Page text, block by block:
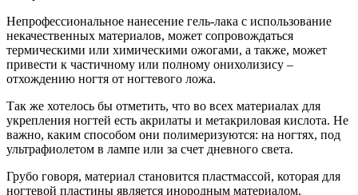
Непрофессиональное нанесение гель-лака с использование
некачественных материалов, может сопровождаться
термическими или химическими ожогами, а также, может
привести к частичному или полному онихолизису –
отхождению ногтя от ногтевого ложа.
Так же хотелось бы отметить, что во всех материалах для
укрепления ногтей есть акрилаты и метакриловая кислота. Не
важно, каким способом они полимеризуются: на ногтях, под
ультрафиолетом в лампе или за счет дневного света.
Грубо говоря, материал становится пластмассой, которая для
ногтевой пластины является инородным материалом.